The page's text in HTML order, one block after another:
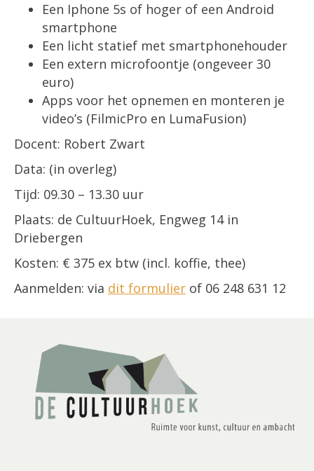
Een Iphone 5s of hoger of een Android
smartphone
Een licht statief met smartphonehouder
Een extern microfoontje (ongeveer 30
euro)
Apps voor het opnemen en monteren je
video’s (FilmicPro en LumaFusion)
Docent: Robert Zwart
Data: (in overleg)
Tijd: 09.30 – 13.30 uur
Plaats: de CultuurHoek, Engweg 14 in
Driebergen
Kosten: € 375 ex btw (incl. koffie, thee)
Aanmelden: via dit formulier of 06 248 631 12